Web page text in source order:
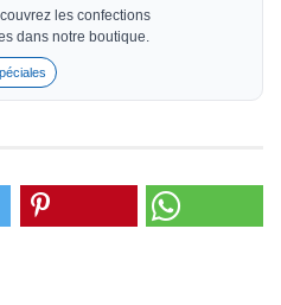
les confections
dans notre boutique.